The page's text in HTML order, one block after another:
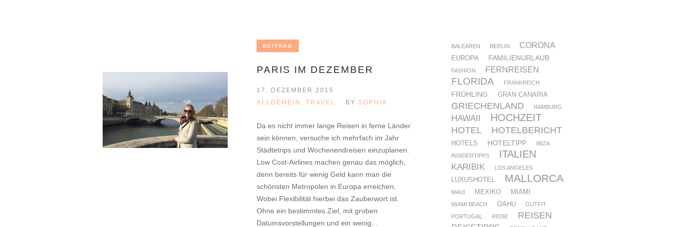
BEITRAG
PARIS IM DEZEMBER
17. DEZEMBER 2015
ALLGEMEIN , TRAVEL BY SOPHIA
Da es nicht immer lange Reisen in ferne Länder
sein können, versuche ich mehrfach im Jahr
Städtetrips und Wochenendreisen einzuplanen.
Low Cost-Airlines machen genau das möglich,
denn bereits für wenig Geld kann man die
schönsten Metropolen in Europa erreichen.
Wobei Flexibilität hierbei das Zauberwort ist.
Ohne ein bestimmtes Ziel, mit groben
Datumsvorstellungen und ein wenig...
BALEAREN BERLIN CORONA
EUROPA FAMILIENURLAUB
FASHION FERNREISEN
FLORIDA FRANKREICH
FRÜHLING GRAN CANARIA
GRIECHENLAND HAMBURG
HAWAII HOCHZEIT
HOTEL HOTELBERICHT
HOTELS HOTELTIPP
IBIZA
INSIDERTIPPS
ITALIEN
KARIBIK LOS ANGELES
LUXUSHOTEL MALLORCA
MAUI MEXIKO MIAMI
MIAMI BEACH OAHU
OUTFIT
PORTUGAL
REISE REISEN